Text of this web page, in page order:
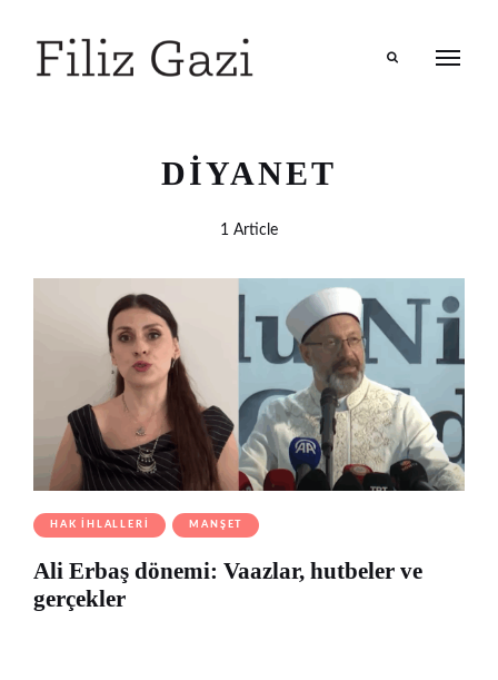
DIYANET
1 Article
HAK İHLALLERI MANŞET
Ali Erbaş dönemi: Vaazlar, hutbeler ve
gerçekler